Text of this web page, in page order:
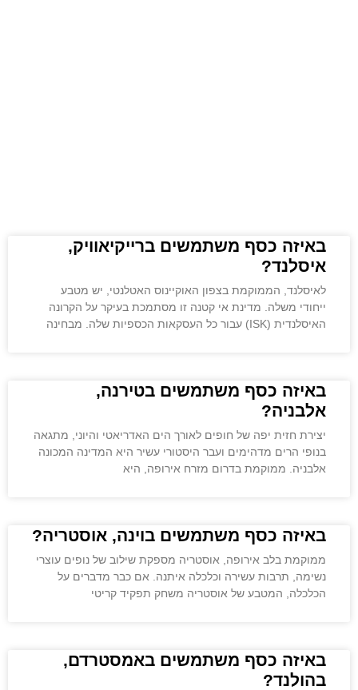
באיזה כסף משתמשים ברייקיאוויק,
איסלנד?
לאיסלנד, הממוקמת בצפון האוקיינוס האטלנטי, יש מטבע
ייחודי משלה. מדינת אי קטנה זו מסתמכת בעיקר על הקרונה
האיסלנדית (ISK) עבור כל העסקאות הכספיות שלה. מבחינה
באיזה כסף משתמשים בטירנה,
אלבניה?
יצירת חזית יפה של חופים לאורך הים האדריאטי והיוני, מתגאה
בנופי הרים מדהימים ועבר היסטורי עשיר היא המדינה המכונה
אלבניה. ממוקמת בדרום מזרח אירופה, היא
באיזה כסף משתמשים בוינה, אוסטריה?
ממוקמת בלב אירופה, אוסטריה מספקת שילוב של נופים עוצרי
נשימה, תרבות עשירה וכלכלה איתנה. אם כבר מדברים על
הכלכלה, המטבע של אוסטריה משחק תפקיד קריטי
באיזה כסף משתמשים באמסטרדם,
בהולנד?